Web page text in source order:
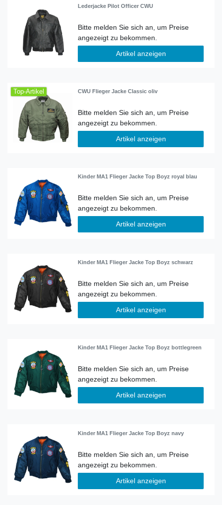
Lederjacke Pilot Officer CWU
Artikel anzeigen
Top-Artikel CWU Flieger Jacke Classic oliv
Artikel anzeigen
Kinder MA1 Flieger Jacke Top Boyz royal blau
Artikel anzeigen
Kinder MA1 Flieger Jacke Top Boyz schwarz
Artikel anzeigen
Kinder MA1 Flieger Jacke Top Boyz bottlegreen
Artikel anzeigen
Kinder MA1 Flieger Jacke Top Boyz navy
Artikel anzeigen